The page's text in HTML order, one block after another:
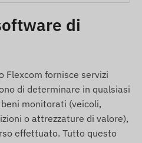
basso della batteria per
continuo.
da una
all'uscita o
(POI).
di
Flexcom fornisce servizi
di determinare in qualsiasi
monitorati (veicoli,
o attrezzature di valore),
effettuato. Tutto questo